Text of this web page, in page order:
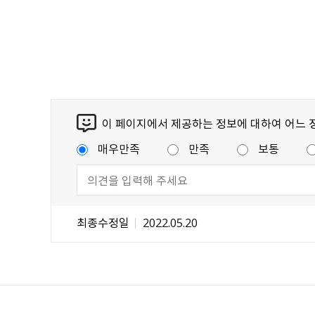
이 페이지에서 제공하는 정보에 대하여 어느
매우만족
만족 보통
최종수정일 2022.05.20